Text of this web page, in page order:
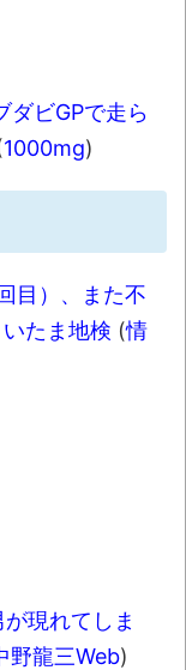
ダビGPで走ら
1000mg)
目）、また不
たま地検 (情
現れてしま
野龍三Web)